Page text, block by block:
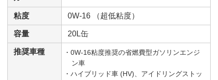
粘度 0W-16 （超低粘度）
容量 20L缶
推奨車種
・0W-16粘度推奨の省燃費型ガソリンエンジ
ン車
・ハイブリッド車 (HV)、アイドリングストッ